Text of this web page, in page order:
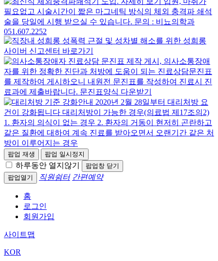
팝업 재생 팝업 일시정지
하루동안 열지않기
팝업창 닫기
팝업열기
직원쉼터 간편예약
홈
로그인
회원가입
사이트맵
KOR